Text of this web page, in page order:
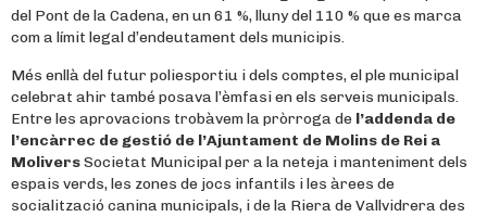
del Pont de la Cadena, en un 61 %, lluny del 110 % que es marca
com a límit legal d’endeutament dels municipis.
Més enllà del futur poliesportiu i dels comptes, el ple municipal
celebrat ahir també posava l’èmfasi en els serveis municipals.
Entre les aprovacions trobàvem la pròrroga de l’addenda de
l’encàrrec de gestió de l’Ajuntament de Molins de Rei a
MoliversSocietat Municipal per a la neteja i manteniment dels
espais verds, les zones de jocs infantils i les àrees de
socialització canina municipals, i de la Riera de Vallvidrera des